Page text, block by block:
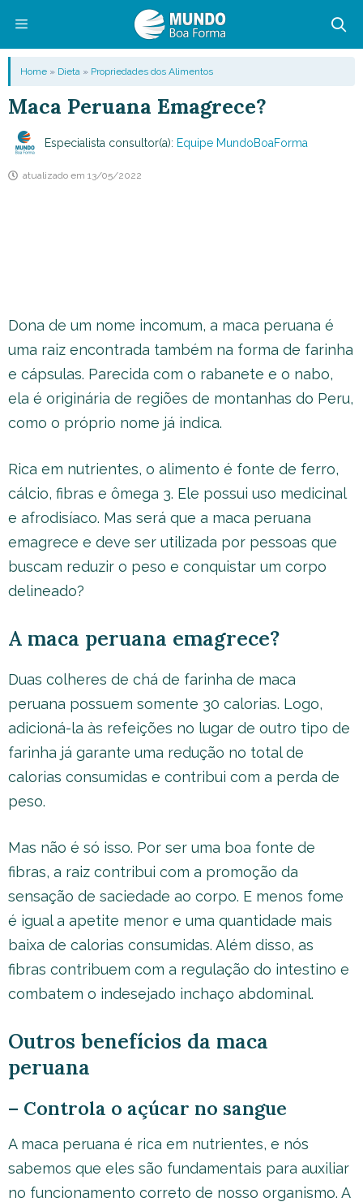
conteúdo
Menu
Home » Dieta » Propriedades dos Alimentos
Maca Peruana Emagrece?
Especialista consultor(a): Equipe MundoBoaForma
atualizado em 13/05/2022
Dona de um nome incomum, a maca peruana é
uma raiz encontrada também na forma de farinha
e cápsulas. Parecida com o rabanete e o nabo,
ela é originária de regiões de montanhas do Peru,
como o próprio nome já indica.
Rica em nutrientes, o alimento é fonte de ferro,
cálcio, fibras e ômega 3. Ele possui uso medicinal
e afrodisíaco. Mas será que a maca peruana
emagrece e deve ser utilizada por pessoas que
buscam reduzir o peso e conquistar um corpo
delineado?
A maca peruana emagrece?
Duas colheres de chá de farinha de maca
peruana possuem somente 30 calorias. Logo,
adicioná-la às refeições no lugar de outro tipo de
farinha já garante uma redução no total de
calorias consumidas e contribui com a perda de
peso.
Mas não é só isso. Por ser uma boa fonte de
fibras, a raiz contribui com a promoção da
sensação de saciedade ao corpo. E menos fome
é igual a apetite menor e uma quantidade mais
baixa de calorias consumidas. Além disso, as
fibras contribuem com a regulação do intestino e
combatem o indesejado inchaço abdominal.
Outros benefícios da maca
peruana
– Controla o açúcar no sangue
A maca peruana é rica em nutrientes, e nós
sabemos que eles são fundamentais para auxiliar
no funcionamento correto de nosso organismo. A